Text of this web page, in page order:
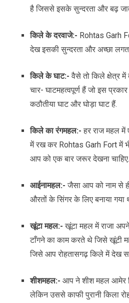
है जिससे इसके सुन्दरता और बढ़
किले के दरवाजे:- Rohtas Garh
देख इसकी सुन्दरता और अच्छा
किले के घाट:-वैसे तो किले क्षेत्र
चार- घाटमहत्वपूर्ण हैं जो इस
कठौतीया घाट और घोड़ा घाट हैं.
किले का रंगमहल:-हर राज महल में
में रख कर Rohtas Garh Fort में
आप को एक बार जरूर देखना चाहिए.
आईनामहल:-जैसा आप को नाम से
औरतों के सिंगर के लिए बनाया गया
खूंटा महल:-खूंटा महल में राजा
टाँगने का काम करते थे जिसे खूंटी
जिसे आप रोहतासगढ़ किले में देख
शीशमहल:- आप ने शीश महल आमेर
लेकिन उससे काफी पुरानी किला